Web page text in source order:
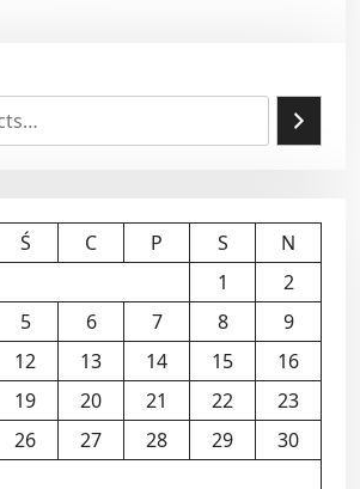
Ś C P S
N
1
2
5 6 7 8
9
12 13 14 15
16
19 20 21 22
23
26 27 28 29
30